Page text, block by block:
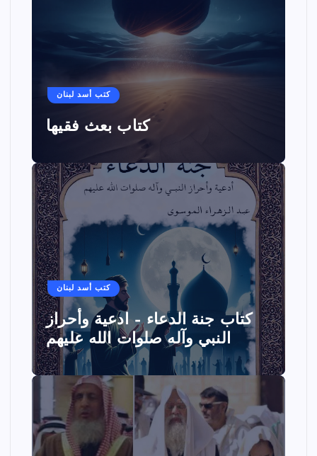
كتب أسد لبنان
كتاب بعث فقيها
كتب أسد لبنان
كتاب جنة الدعاء – ادعية وأحراز
النبي وآله صلوات الله عليهم